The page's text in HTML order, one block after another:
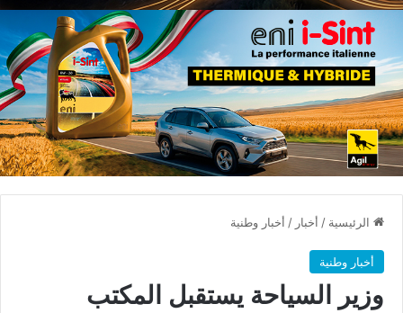
الرئيسية / أخبار / أخبار وطنية
أخبار وطنية
وزير السياحة يستقبل المكتب